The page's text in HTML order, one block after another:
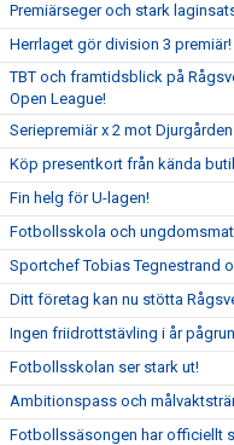
Premiärseger och stark
Herrlaget gör division 3 premiär!
TBT och framtidsblick på
Open League!
Seriepremiär x 2 mot
Köp presentkort från kända
Fin helg för U-lagen!
Fotbollsskola och
Sportchef Tobias Tegnestrand
Ditt företag kan nu stötta
Ingen friidrottstävling i år
Fotbollsskolan ser stark ut!
Ambitionspass och
Fotbollssäsongen har officiellt